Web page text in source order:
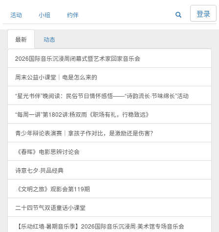
活动 小组 约伴 登录
最新 动态
2026国际音乐沉浸周闭幕式暨艺术家回家音乐会
周末公益小课堂｜电是怎么来的
“星光书伴”晚阅读：民俗节日情怀感悟——“诗韵流长·节味绵长”活动
“每周一讲”第1802讲:杨双雨《职场有礼，行稳致远》
青少年辩论表演赛｜拿孩子作对比，是激励还是伤害？
《春晖》电影思辨讨论会
诗意七夕·共品经典
《文明之旅》观影会第119期
二十四节气双语童话小课堂
【乐动红墙·暑期音乐季】2026国际音乐沉浸周·美术馆专场音乐会